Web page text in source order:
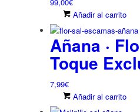
Añadir al carrito
Añana ·
Toque
7,99€
Añadir al carrito